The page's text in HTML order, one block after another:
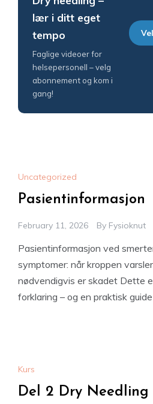
lær i ditt eget
tempo
Faglige videoer for
helsepersonell – velg
abonnement og kom i
gang!
Uncategorized
Pasientinformasjon
February 11, 2026 By Fysioknut
Pasientinformasjon ved
symptomer: når kroppen
nødvendigvis er skadet Dette
forklaring – og en praktisk guide
Kurs
Del 2 Dry Needling